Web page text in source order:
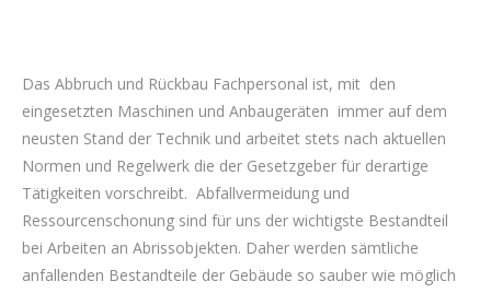
Das Abbruch und Rückbau Fachpersonal ist, mit den
eingesetzten Maschinen und Anbaugeräten immer auf dem
neusten Stand der Technik und arbeitet stets nach aktuellen
Normen und Regelwerk die der Gesetzgeber für derartige
Tätigkeiten vorschreibt. Abfallvermeidung und
Ressourcenschonung sind für uns der wichtigste Bestandteil
bei Arbeiten an Abrissobjekten. Daher werden sämtliche
anfallenden Bestandteile der Gebäude so sauber wie möglich